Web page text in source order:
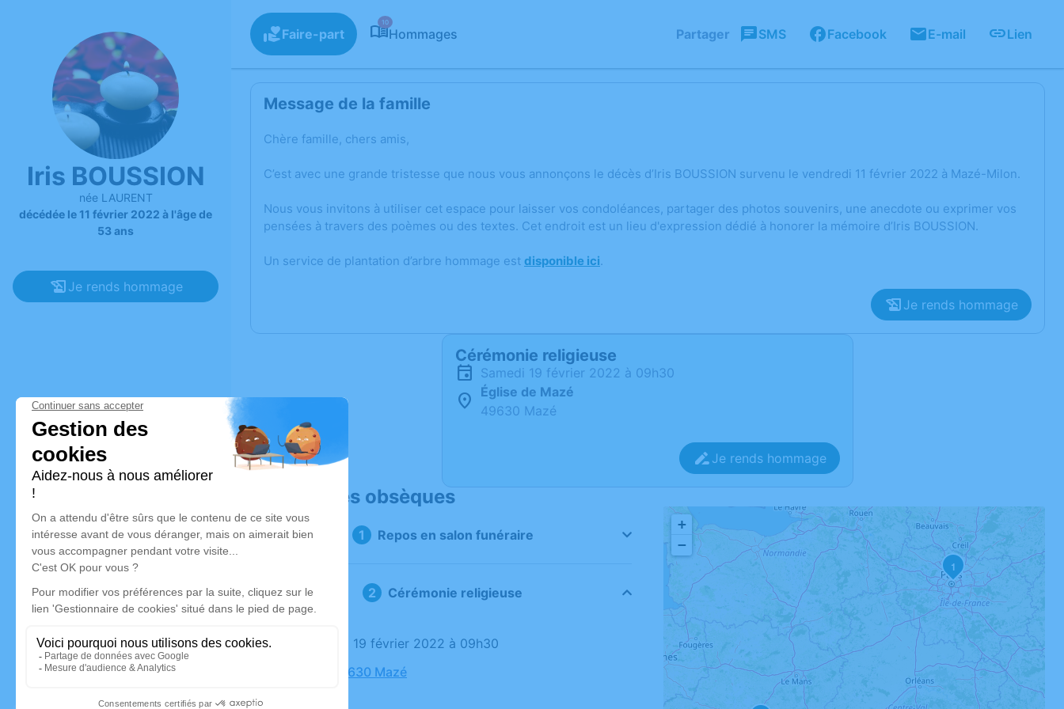
Iris BOUSSION
née LAURENT
décédée le 11 février 2022 à l'âge de
53 ans
Je rends hommage
Faire-part
10
Hommages Partager SMS Facebook E-mail Lien
Message de la famille
Chère famille, chers amis,
C’est avec une grande tristesse que nous vous annonçons le décès d’Iris BOUSSION survenu le vendredi 11 février 2022 à Mazé-Milon.
Nous vous invitons à utiliser cet espace pour laisser vos condoléances, partager des photos souvenirs, une anecdote ou exprimer vos
pensées à travers des poèmes ou des textes. Cet endroit est un lieu d'expression dédié à honorer la mémoire d’Iris BOUSSION.
Un service de plantation d’arbre hommage est disponible ici.
Je rends hommage
Cérémonie religieuse
samedi 19 février 2022 à 09h30
Église de Mazé
49630 Mazé
Je rends hommage
Déroulé des obsèques
Repos en salon funéraire
Cérémonie religieuse
Le samedi 19 février 2022 à 09h30
Église, 49630 Mazé
1
+
−